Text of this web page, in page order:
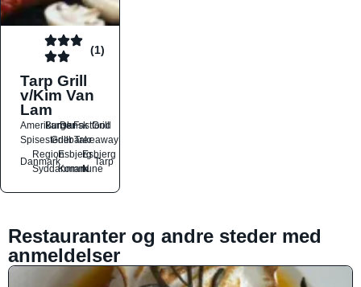
(1)
Tarp Grill
v/Kim Van
Lam
Amerikansk
BurgerDanskFastfood
Grill
SpisestederGrillbarerTakeaway
Danmark
Region
Syddanmark
Esbjerg
Kommune
Esbjerg
N
Tarp
Restauranter og andre steder med
anmeldelser